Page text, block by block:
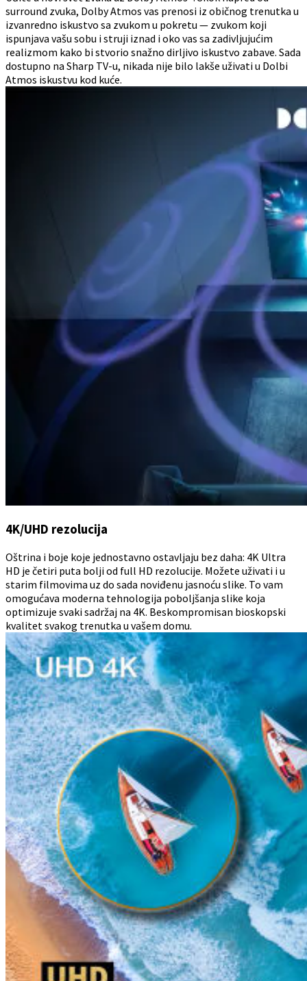
surround zvuka, Dolby Atmos vas prenosi iz običnog trenutka u
izvanredno iskustvo sa zvukom u pokretu — zvukom koji
ispunjava vašu sobu i struji iznad i oko vas sa zadivljujućim
realizmom kako bi stvorio snažno dirljivo iskustvo zabave. Sada
dostupno na Sharp TV-u, nikada nije bilo lakše uživati u Dolbi
Atmos iskustvu kod kuće.
4K/UHD rezolucija
Oštrina i boje koje jednostavno ostavljaju bez daha: 4K Ultra
HD je četiri puta bolji od full HD rezolucije. Možete uživati i u
starim filmovima uz do sada noviđenu jasnoću slike. To vam
omogućava moderna tehnologija poboljšanja slike koja
optimizuje svaki sadržaj na 4K. Beskompromisan bioskopski
kvalitet svakog trenutka u vašem domu.